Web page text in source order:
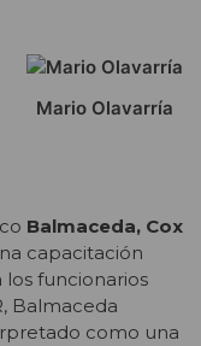
Mario Olavarría
Balmaceda, Cox
capacitación
funcionarios
Balmaceda
como una